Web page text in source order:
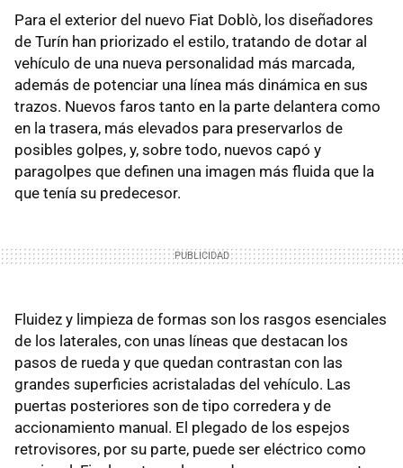
Para el exterior del nuevo Fiat Doblò, los diseñadores
de Turín han priorizado el estilo, tratando de dotar al
vehículo de una nueva personalidad más marcada,
además de potenciar una línea más dinámica en sus
trazos. Nuevos faros tanto en la parte delantera como
en la trasera, más elevados para preservarlos de
posibles golpes, y, sobre todo, nuevos capó y
paragolpes que definen una imagen más fluida que la
que tenía su predecesor.
Fluidez y limpieza de formas son los rasgos esenciales
de los laterales, con unas líneas que destacan los
pasos de rueda y que quedan contrastan con las
grandes superficies acristaladas del vehículo. Las
puertas posteriores son de tipo corredera y de
accionamiento manual. El plegado de los espejos
retrovisores, por su parte, puede ser eléctrico como